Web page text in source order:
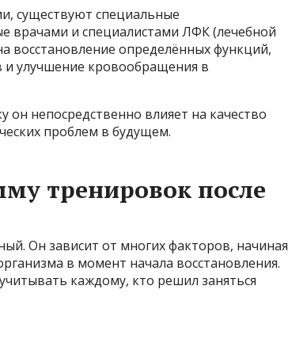
существуют специальные
врачами и специалистами ЛФК (лечебной
восстановление определённых функций,
и улучшение кровообращения в
непосредственно влияет на качество
проблем в будущем.
тренировок после
Он зависит от многих факторов, начиная
в момент начала восстановления.
каждому, кто решил заняться